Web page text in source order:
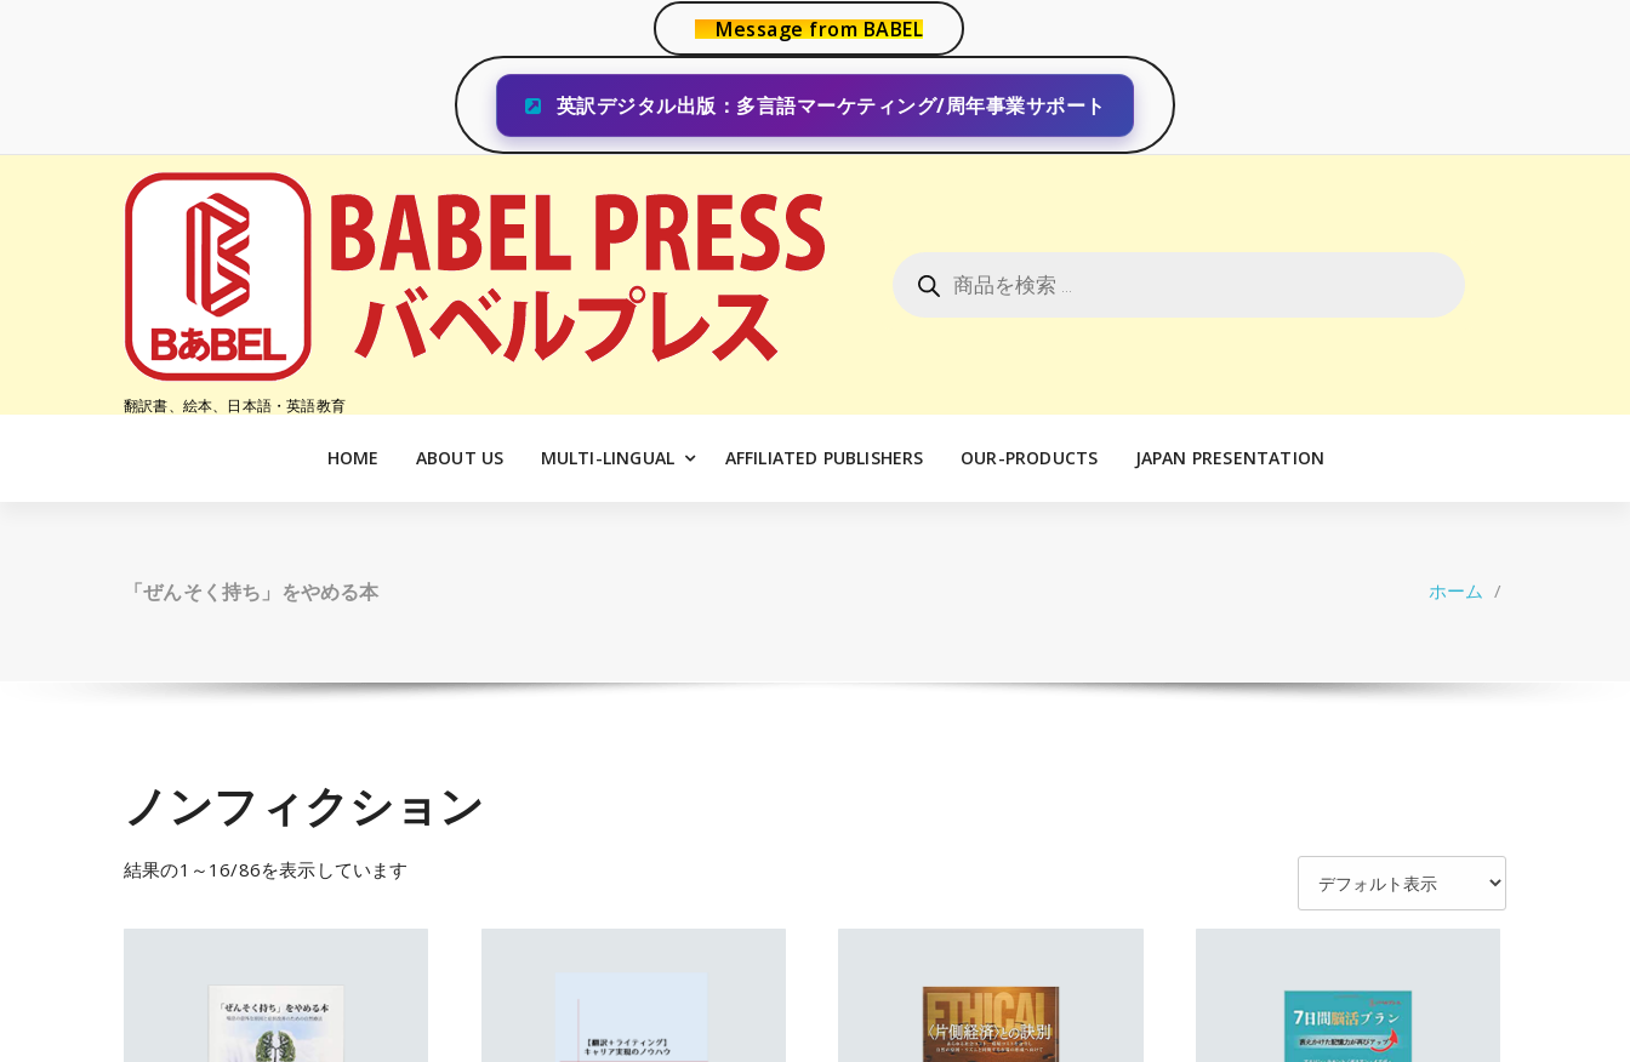
Message from BABEL
英訳デジタル出版：多言語マーケティング/周年事業サポート
翻訳書、絵本、日本語・英語教育
商
品
検
索
HOME ABOUT US MULTI-LINGUAL AFFILIATED PUBLISHERS OUR-PRODUCTS JAPAN PRESENTATION
「ぜんそく持ち」をやめる本 ホーム /
ノンフィクション
結果の1～16/86を表示しています